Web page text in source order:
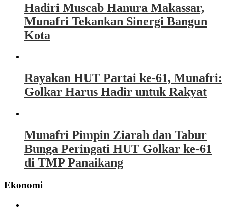
Hadiri Muscab Hanura Makassar,
Munafri Tekankan Sinergi Bangun
Kota
Rayakan HUT Partai ke-61, Munafri:
Golkar Harus Hadir untuk Rakyat
Munafri Pimpin Ziarah dan Tabur
Bunga Peringati HUT Golkar ke-61
di TMP Panaikang
Ekonomi